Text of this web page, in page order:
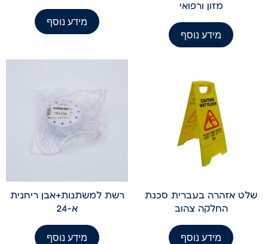
מזון ורפואי
מידע נוסף
מידע נוסף
שלט אזהרה בעברית סכנת
החלקה צהוב
מידע נוסף
רשת למשתנות+אבן ריחנית
א-24
מידע נוסף